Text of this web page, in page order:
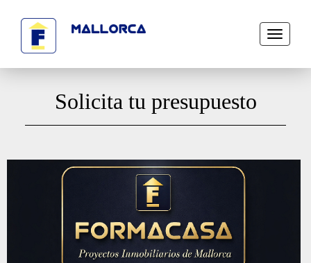
Toggle
Solicita tu presupuesto